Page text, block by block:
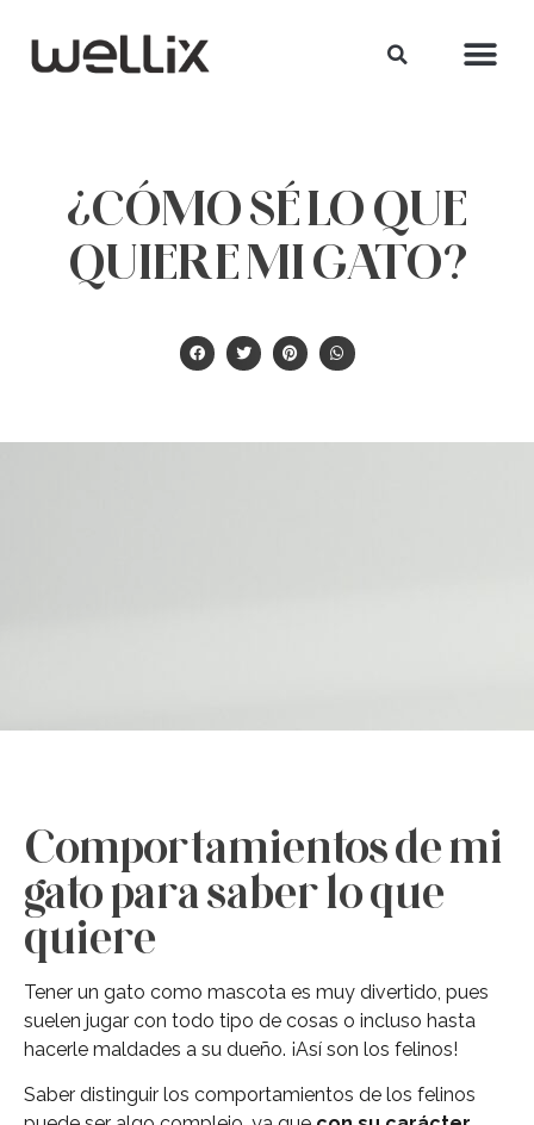
¿CÓMO SÉ LO QUE
QUIERE MI GATO?
Comportamientos de mi
gato para saber lo que
quiere
Tener un gato como mascota es muy divertido, pues
suelen jugar con todo tipo de cosas o incluso hasta
hacerle maldades a su dueño. ¡Así son los felinos!
Saber distinguir los comportamientos de los felinos